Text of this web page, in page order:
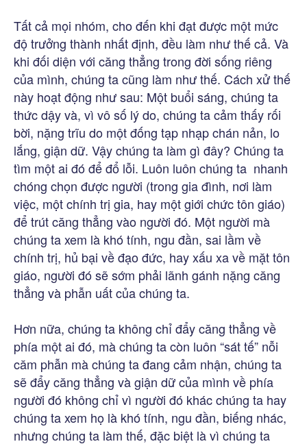
Tất cả mọi nhóm, cho đến khi đạt được một mức
độ trưởng thành nhất định, đều làm như thế cả. Và
khi đối diện với căng thẳng trong đời sống riêng
của mình, chúng ta cũng làm như thế. Cách xử thế
này hoạt động như sau: Một buổi sáng, chúng ta
thức dậy và, vì vô số lý do, chúng ta cảm thấy rối
bời, nặng trĩu do một đống tạp nhạp chán nản, lo
lắng, giận dữ. Vậy chúng ta làm gì đây? Chúng ta
tìm một ai đó để đổ lỗi. Luôn luôn chúng ta nhanh
chóng chọn được người (trong gia đình, nơi làm
việc, một chính trị gia, hay một giới chức tôn giáo)
để trút căng thẳng vào người đó. Một người mà
chúng ta xem là khó tính, ngu đần, sai lầm về
chính trị, hủ bại về đạo đức, hay xấu xa về mặt tôn
giáo, người đó sẽ sớm phải lãnh gánh nặng căng
thẳng và phẫn uất của chúng ta.
Hơn nữa, chúng ta không chỉ đẩy căng thẳng về
phía một ai đó, mà chúng ta còn luôn “sát tế” nỗi
căm phẫn mà chúng ta đang cảm nhận, chúng ta
sẽ đẩy căng thẳng và giận dữ của mình về phía
người đó không chỉ vì người đó khác chúng ta hay
chúng ta xem họ là khó tính, ngu đần, biếng nhác,
nhưng chúng ta làm thế, đặc biệt là vì chúng ta